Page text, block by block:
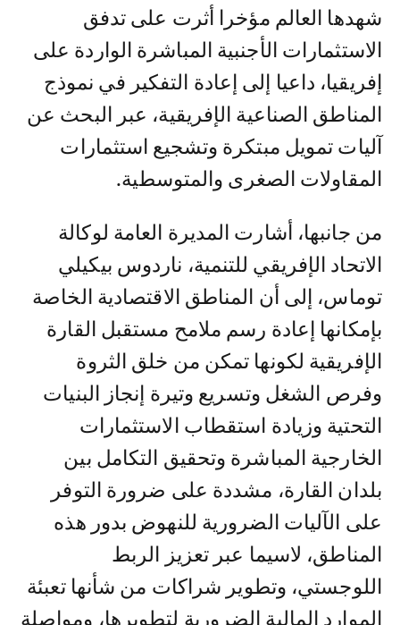
شهدها العالم مؤخرا أثرت على تدفق
الاستثمارات الأجنبية المباشرة الواردة على
إفريقيا، داعيا إلى إعادة التفكير في نموذج
المناطق الصناعية الإفريقية، عبر البحث عن
آليات تمويل مبتكرة وتشجيع استثمارات
المقاولات الصغرى والمتوسطية.
من جانبها، أشارت المديرة العامة لوكالة
الاتحاد الإفريقي للتنمية، ناردوس بيكيلي
توماس، إلى أن المناطق الاقتصادية الخاصة
بإمكانها إعادة رسم ملامح مستقبل القارة
الإفريقية لكونها تمكن من خلق الثروة
وفرص الشغل وتسريع وتيرة إنجاز البنيات
التحتية وزيادة استقطاب الاستثمارات
الخارجية المباشرة وتحقيق التكامل بين
بلدان القارة، مشددة على ضرورة التوفر
على الآليات الضرورية للنهوض بدور هذه
المناطق، لاسيما عبر تعزيز الربط
اللوجستي، وتطوير شراكات من شأنها تعبئة
الموارد المالية الضرورية لتطويرها، ومواصلة